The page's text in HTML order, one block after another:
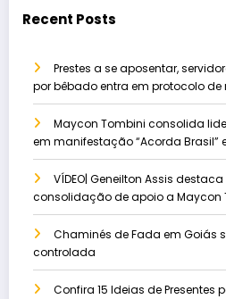
Recent Posts
Prestes a se aposentar,
por bêbado entra em protocolo
Maycon Tombini consolida
em manifestação “Acorda Brasil”
VÍDEO| Geneilton Assis destaca
consolidação de apoio a Maycon
Chaminés de Fada em Goiás
controlada
Confira 15 Ideias de Presentes